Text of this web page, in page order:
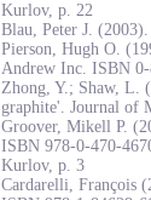
Kurlov, p. 22
Blau, Peter J.
Pierson, Hugh O.
Andrew Inc. ISBN
Zhong, Y.; Shaw, L.
graphite'. Journal of
Groover, Mikell P.
ISBN 978-0-470-
Kurlov, p. 3
Cardarelli, François